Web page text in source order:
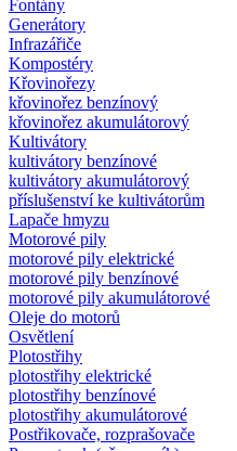
Fontány
Generátory
Infrazářiče
Kompostéry
Křovinořezy
křovinořez benzínový
křovinořez akumulátorový
Kultivátory
kultivátory benzínové
kultivátory akumulátorový
příslušenství ke kultivátorům
Lapače hmyzu
Motorové pily
motorové pily elektrické
motorové pily benzínové
motorové pily akumulátorové
Oleje do motorů
Osvětlení
Plotostřihy
plotostřihy elektrické
plotostřihy benzínové
plotostřihy akumulátorové
Postřikovače, rozprašovače